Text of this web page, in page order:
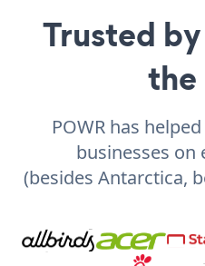
Trusted
the
POWR has
businesses on
(besides Antarctica,